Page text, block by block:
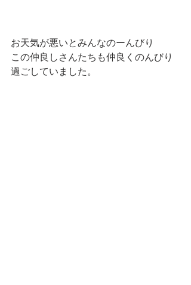
お天気が悪いとみんなのーんびり
この仲良しさんたちも仲良くのんびり
過ごしていました。